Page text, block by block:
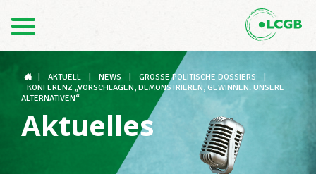
FR
Der LCGB
AKTUELL NEWS GROSSE POLITISCHE DOSSIERS
KONFERENZ „VORSCHLAGEN, DEMONSTRIEREN, GEWINNEN: UNSERE
ALTERNATIVEN“
Aktuelles